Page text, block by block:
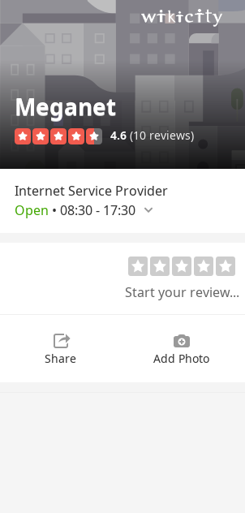
Meganet
4.6 (10 reviews)
Internet Service Provider
Open • 08:30- 17:30
Start your review...
Share Add Photo